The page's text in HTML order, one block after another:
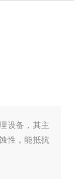
设备，其主
性，能抵抗